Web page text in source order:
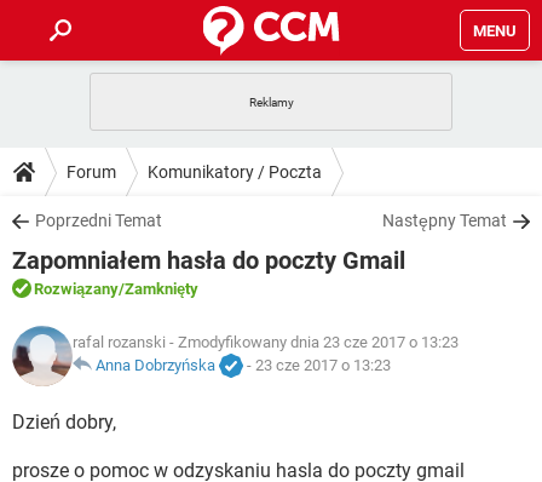
MENU
GRY WHATSAPP
SPOTIFY
INSTAGRAM FACEBOOK
WINDOWS 10
PORADY
PlayStation TIKTOK
SPOTIFY
INSTAGRAM
WINDOWS 10
DO POBRANIA
ANDROID TIKTOK
GRY
IOS NETFLIX
INSTAGRAM
WINDOWS 10
FORUM
COVID-19
GRY WHATSAPP
ARTYKUŁY
COVID-19
GRY
SPOTIFY NETFLIX
Forum Komunikatory / Poczta
Poprzedni Temat Następny Temat
Zapomniałem hasła do poczty Gmail
Rozwiązany/Zamknięty
rafal rozanski - Zmodyfikowany dnia 23 cze 2017 o 13:23
Anna Dobrzyńska
- 23 cze 2017 o 13:23
Dzień dobry,
prosze o pomoc w odzyskaniu hasla do poczty gmail